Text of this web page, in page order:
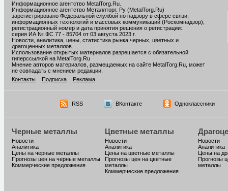
Информационное агентство MetalTorg.Ru
Информационное агентство Металлторг. Ру (MetalTorg.Ru)
зарегистрировано Федеральной службой по надзору в сфере связи,
информационных технологий и массовых коммуникаций (Роскомнадзор),
регистрационный номер и дата принятия решения о регистрации:
серия ИА № ФС 77 - 85704 от 03 августа 2023 г.
Новости, аналитика, цены, статистика рынка черных, цветных и
драгоценных металлов.
Использование открытых материалов разрешается с обязательной
гиперссылкой на MetalTorg.Ru
Мнение авторов материалов, размещаемых на сайте MetalTorg.Ru, может
не совпадать с мнением редакции.
Контакты
Подписка Реклама
RSS ВКонтакте Одноклассники
Черные металлы
Новости
Аналитика
Цены на черные металлы
Прогнозы цен на черные металлы
Коммерческие предложения
Цветные металлы
Новости
Аналитика
Цены на цветные металлы
Прогнозы цен на цветные
металлы
Коммерческие предложения
Новости
Аналитика
Цены на
Прогнозы
металлы